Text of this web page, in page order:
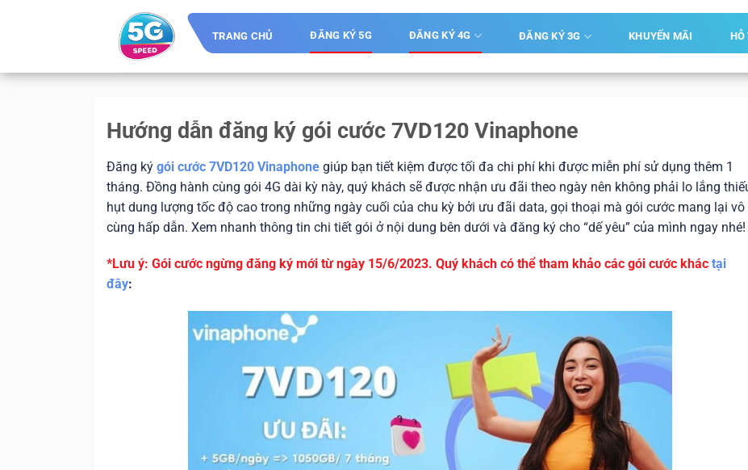
TRANG CHỦ ĐĂNG KÝ 5G ĐĂNG KÝ 4G ĐĂNG KÝ 3G KHUYẾN MÃI HỖ
Hướng dẫn đăng ký gói cước 7VD120 Vinaphone
Đăng ký gói cước 7VD120 Vinaphone giúp bạn tiết kiệm được tối đa chi phí khi được miễn phí sử dụng thêm 1
tháng. Đồng hành cùng gói 4G dài kỳ này, quý khách sẽ được nhận ưu đãi theo ngày nên không phải lo lắng
hụt dung lượng tốc độ cao trong những ngày cuối của chu kỳ bởi ưu đãi data, gọi thoại mà gói cước mang lại vô
cùng hấp dẫn. Xem nhanh thông tin chi tiết gói ở nội dung bên dưới và đăng ký cho “dế yêu” của mình ngay nhé!
*Lưu ý: Gói cước ngừng đăng ký mới từ ngày 15/6/2023. Quý khách có thể tham khảo các gói cước khác tại
đây: